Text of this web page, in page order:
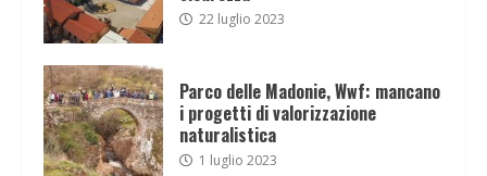
22 luglio 2023
Parco delle Madonie, Wwf: mancano
i progetti di valorizzazione
naturalistica
1 luglio 2023